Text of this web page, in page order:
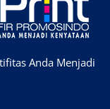
Anda Menjadi